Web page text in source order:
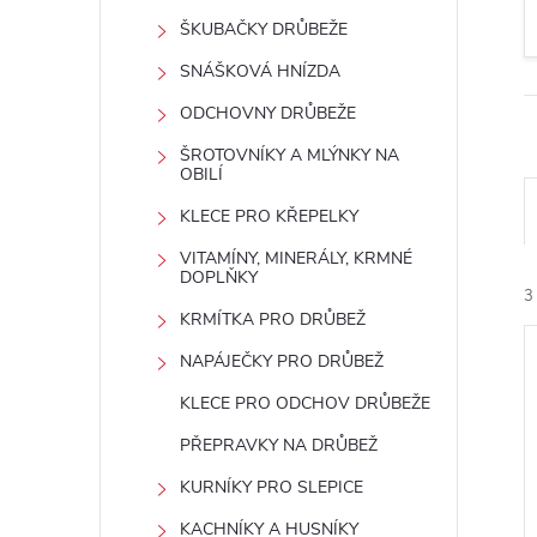
ŠKUBAČKY DRŮBEŽE
SNÁŠKOVÁ HNÍZDA
ODCHOVNY DRŮBEŽE
ŠROTOVNÍKY A MLÝNKY NA
OBILÍ
KLECE PRO KŘEPELKY
VITAMÍNY, MINERÁLY, KRMNÉ
DOPLŇKY
KRMÍTKA PRO DRŮBEŽ
NAPÁJEČKY PRO DRŮBEŽ
KLECE PRO ODCHOV DRŮBEŽE
PŘEPRAVKY NA DRŮBEŽ
KURNÍKY PRO SLEPICE
KACHNÍKY A HUSNÍKY
a3